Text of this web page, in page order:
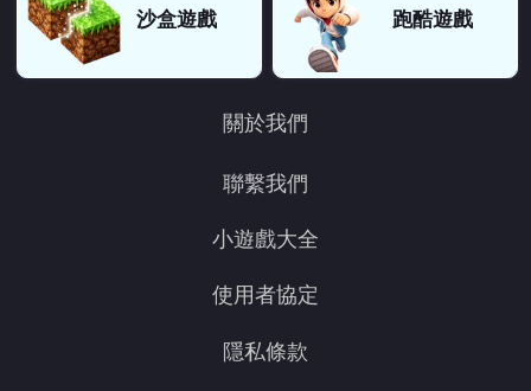
沙盒遊戲 跑酷遊戲
關於我們
聯繫我們
小遊戲大全
使用者協定
隱私條款